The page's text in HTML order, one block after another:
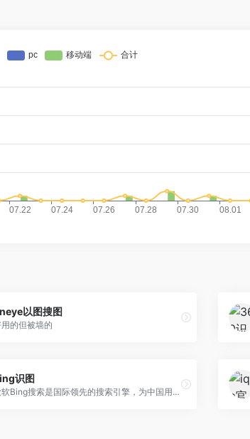
以图搜图
的但被墙的
识图
微软Bing搜索是国际领先的搜索引擎，为中国用户提供网页、图片、视频、学术、词典、翻译、地图等全球信息搜索服务。